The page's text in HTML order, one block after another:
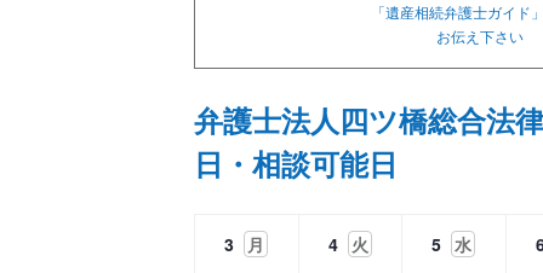
「遺産相続弁護士ガイド
お伝え下さい
弁護士法人四ツ橋総合法
日・相談可能日
3 月 4 火 5 水